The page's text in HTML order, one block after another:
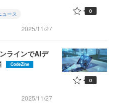
ュース
2025/11/27
0
ラインでAIデ
CodeZine
2025/11/27
0